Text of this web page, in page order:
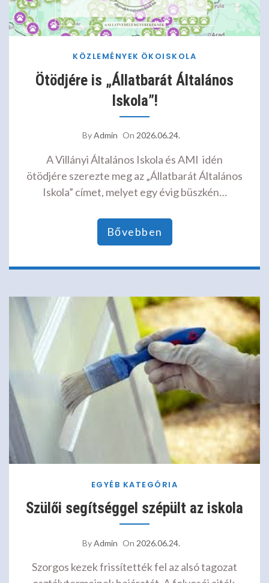
KÖZLEMÉNYEK ÖKOISKOLA
Ötödjére is „Állatbarát Általános
Iskola”!
ByAdmin On 2026.06.24.
A Villányi Általános Iskola és AMI idén
ötödjére szerezte meg az „Állatbarát Általános
Iskola” címet, melyet egy évig büszkén…
Bővebben
EGYÉB KATEGÓRIA
Szülői segítséggel szépült az iskola
ByAdmin On 2026.06.24.
Szorgos kezek frissítették fel az alsó tagozat